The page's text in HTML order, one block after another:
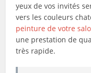
yeux de vos invités
vers les couleurs
peinture de votre
une prestation de
très rapide.